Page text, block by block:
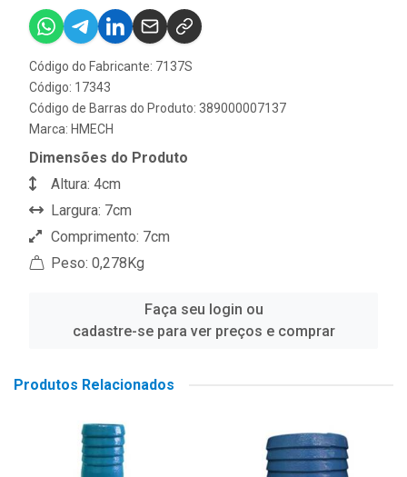
Código do Fabricante: 7137S
Código: 17343
Código de Barras do Produto: 389000007137
Marca: HMECH
Dimensões do Produto
Altura: 4cm
Largura: 7cm
Comprimento: 7cm
Peso: 0,278Kg
Faça seu login ou
cadastre-se para ver preços e comprar
Produtos Relacionados